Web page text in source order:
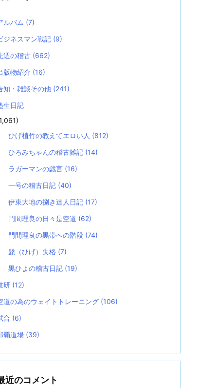
ルバム (7)
ジネスマン戦記 (9)
週の稽古 (662)
版物紹介 (16)
知・雑談その他 (241)
生日記
ひげ植竹の教えてエロい人 (812)
ひろみちゃんの稽古雑記 (14)
ラガーマンの戯言 (16)
一号の稽古日記 (40)
伊東大地の捌き達人日記 (17)
門間理良の日々是空道 (62)
門間理良の黒帯への階段 (74)
髭（ひげ）失格 (7)
黒ひよの稽古日記 (19)
研 (12)
道の為のウェイトトレーニング (106)
合 (6)
覇道場 (39)
近のコメント